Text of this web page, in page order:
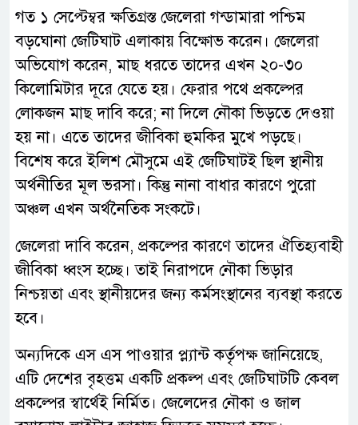
গত ১ সেপ্টেম্বর ক্ষতিগ্রস্ত জেলেরা গন্ডামারা পশ্চিম
বড়ঘোনা জেটিঘাট এলাকায় বিক্ষোভ করেন। জেলেরা
অভিযোগ করেন, মাছ ধরতে তাদের এখন ২০-৩০
কিলোমিটার দূরে যেতে হয়। ফেরার পথে প্রকল্পের
লোকজন মাছ দাবি করে; না দিলে নৌকা ভিড়তে দেওয়া
হয় না। এতে তাদের জীবিকা হুমকির মুখে পড়ছে।
বিশেষ করে ইলিশ মৌসুমে এই জেটিঘাটই ছিল স্থানীয়
অর্থনীতির মূল ভরসা। কিন্তু নানা বাধার কারণে পুরো
অঞ্চল এখন অর্থনৈতিক সংকটে।
জেলেরা দাবি করেন, প্রকল্পের কারণে তাদের ঐতিহ্যবাহী
জীবিকা ধ্বংস হচ্ছে। তাই নিরাপদে নৌকা ভিড়ার
নিশ্চয়তা এবং স্থানীয়দের জন্য কর্মসংস্থানের ব্যবস্থা করতে
হবে।
অন্যদিকে এস এস পাওয়ার প্ল্যান্ট কর্তৃপক্ষ জানিয়েছে,
এটি দেশের বৃহত্তম একটি প্রকল্প এবং জেটিঘাটটি কেবল
প্রকল্পের স্বার্থেই নির্মিত। জেলেদের নৌকা ও জাল